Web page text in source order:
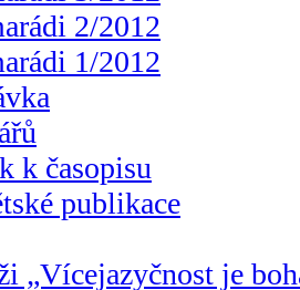
2/2012
1/2012
k časopisu
publikace
„Vícejazyčnost je